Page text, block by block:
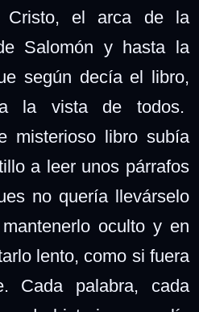
el arca de la
Salomón y hasta la
según decía el libro,
la vista de todos.
misterioso libro subía
a leer unos párrafos
no quería llevárselo
oculto y en
lento, como si fuera
Cada palabra, cada